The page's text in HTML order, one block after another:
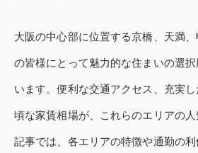
大阪の中心部に位置する京橋、天満
の皆様にとって魅力的な住まいの選
います。便利な交通アクセス、充実
頃な家賃相場が、これらのエリアの
記事では、各エリアの特徴や通勤の